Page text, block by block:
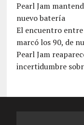
Pearl Jam
nuevo batería
El encuentro entre
marcó los 90, de
Pearl Jam
incertidumbre